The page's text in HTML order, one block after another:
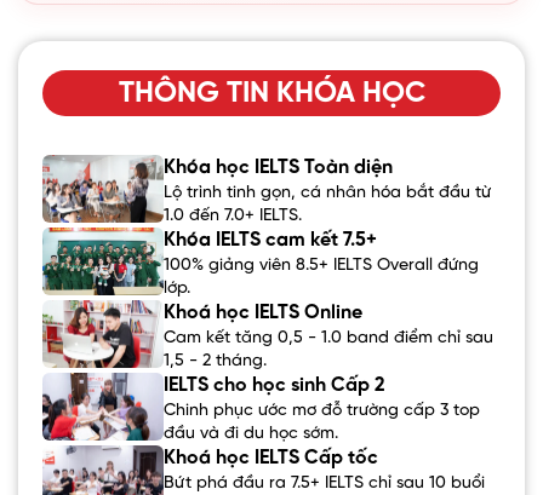
THÔNG TIN KHÓA HỌC
Khóa học IELTS Toàn diện
Lộ trình tinh gọn, cá nhân hóa bắt đầu từ
1.0 đến 7.0+ IELTS.
Khóa IELTS cam kết 7.5+
100% giảng viên 8.5+ IELTS Overall đứng
lớp.
Khoá học IELTS Online
Cam kết tăng 0,5 - 1.0 band điểm chỉ sau
1,5 - 2 tháng.
IELTS cho học sinh Cấp 2
Chinh phục ước mơ đỗ trường cấp 3 top
đầu và đi du học sớm.
Khoá học IELTS Cấp tốc
Bứt phá đầu ra 7.5+ IELTS chỉ sau 10 buổi